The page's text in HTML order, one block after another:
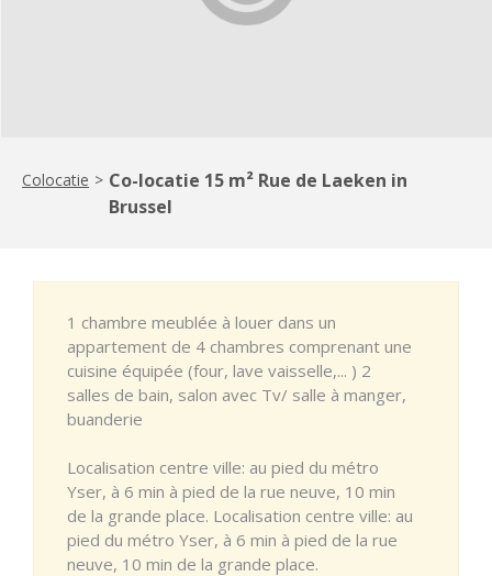
Colocatie > Co-locatie 15 m² Rue de Laeken in
Brussel
1 chambre meublée à louer dans un
appartement de 4 chambres comprenant une
cuisine équipée (four, lave vaisselle,... ) 2
salles de bain, salon avec Tv/ salle à manger,
buanderie
Localisation centre ville: au pied du métro
Yser, à 6 min à pied de la rue neuve, 10 min
de la grande place. Localisation centre ville: au
pied du métro Yser, à 6 min à pied de la rue
neuve, 10 min de la grande place.